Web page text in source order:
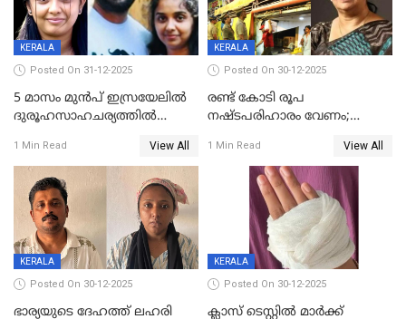
KERALA
Posted On 31-12-2025
5 മാസം മുൻപ് ഇസ്രയേലിൽ
ദുരൂഹസാഹചര്യത്തിൽ
മലയാളി യുവാവിന്റെ ഭാര്യയും
മരിച്ചു
1 Min Read View All
KERALA
Posted On 30-12-2025
രണ്ട് കോടി രൂപ
നഷ്ടപരിഹാരം വേണം;
നോട്ടീസയച്ച് ഉമാ തോമസ്
1 Min Read View All
KERALA
Posted On 30-12-2025
ഭാര്യയുടെ ദേഹത്ത് ലഹരി
KERALA
Posted On 30-12-2025
ക്ലാസ് ടെസ്റ്റിൽ മാർക്ക്